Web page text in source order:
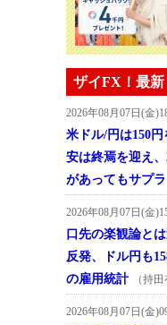
ザイFX！最
2026年08月07日(金
米ドル/円は150
安は終焉を迎え
があってもサプ
2026年08月07日(金
口先の楽観論と
反発、ドル円も
の雇用統計
（持
2026年08月07日(金